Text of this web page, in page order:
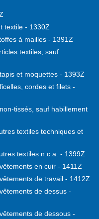
textile - 1330Z
à mailles - 1391Z
textiles, sauf
et moquettes - 1393Z
cordes et filets -
tissés, sauf habillement
textiles techniques et
textiles n.c.a. - 1399Z
en cuir - 1411Z
de travail - 1412Z
de dessus -
de dessous -